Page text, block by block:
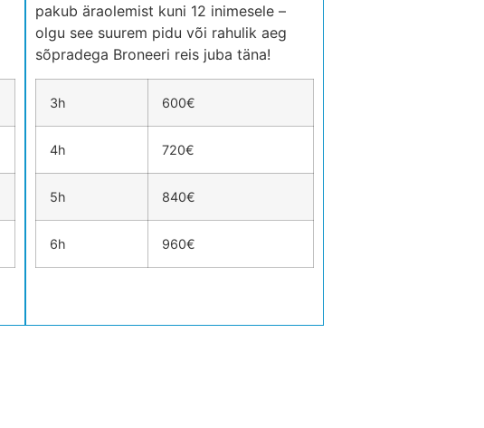
pakub äraolemist kuni 12 inimesele –
olgu see suurem pidu või rahulik aeg
sõpradega Broneeri reis juba täna!
3h 600€
4h 720€
5h 840€
6h 960€